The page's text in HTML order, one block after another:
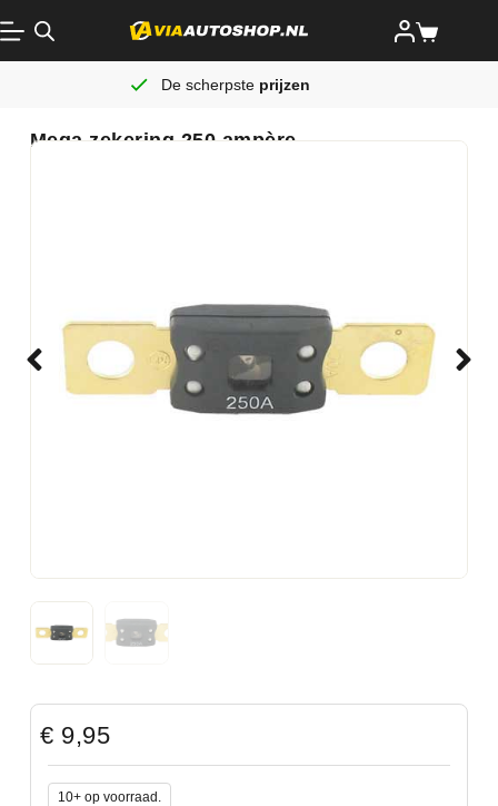
De scherpste prijzen
Mega zekering 250 ampère
€ 9,95
10+ op voorraad.